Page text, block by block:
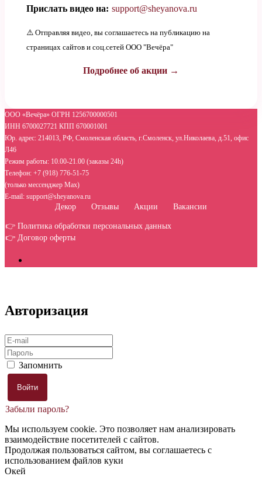
Прислать видео на: support@sheyanova.ru
⚠️ Отправляя видео, вы соглашаетесь на публикацию на
страницах сайтов и соц.сетей ООО "Вечёра"
Подробнее об акции →
ООО «Вечёра» ОГРН 1256700000501
ИНН 6700027721 КПП 670001001
Юр. адрес: 214013, РФ, Смоленская область, г.Смоленск, ул.Николаева, д.51, офис
Л46
Режим работы: 10.00-21.00 (заказы 24h)
Телефон: +7 (918) 776-51-75
(только мессенджер Max)
E-mail: support@sheyanova.ru
Декор Отзывы Акции Вакансии
👉 Политика обработки персональных данных
👉 Договор оферты
Авторизация
Запомнить
Забыли пароль?
Мы используем cookie. Это позволяет нам анализировать
взаимодействие посетителей с сайтов.
Продолжая пользоваться сайтом, вы соглашаетесь с
использованием файлов куки
Окей